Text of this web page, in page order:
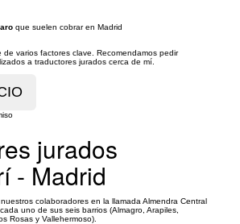
que suelen cobrar en Madrid
varios factores clave. Recomendamos pedir
a traductores jurados cerca de mí.
jurados
- Madrid
colaboradores en la llamada Almendra Central
uno de sus seis barrios (Almagro, Arapiles,
Rosas y Vallehermoso).